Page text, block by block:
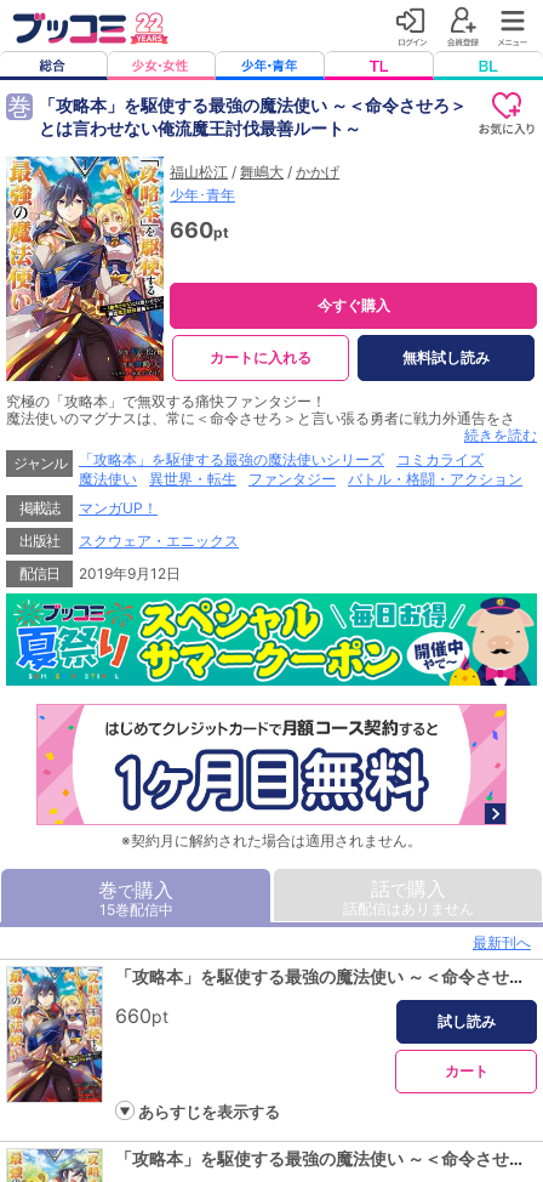
巻
「攻略本」を駆使する最強の魔法使い ～＜命令させろ＞
とは言わせない俺流魔王討伐最善ルート～
福山松江 / 舞嶋大 / かかげ
少年･青年
660pt
今すぐ購入
カートに入れる 無料試し読み
究極の「攻略本」で無双する痛快ファンタジー！
魔法使いのマグナスは、常に＜命令させろ＞と言い張る勇者に戦力外通告をさ
れ、勇者パーティーから追放されてしまった…！ しかし、偶然手に入れた一冊
の本。神々の言葉で記されたそれは魔王討伐に役立つ完璧な情報が網羅された究
極の「攻略本」だった！ 超効率的なレベルアップ方法から、レアアイテムの入
手情報、はたまた理想のデートコース案内まで♪ 攻略本知識で無双する痛快ファ
ンタジー、第１巻！
(C)Matsue Fukuyama/SB Creative Corp.Original Character Designs:(C)kakag
e/SB Creative Corp.┴(C)2019 Hiro Maijima
続きを読む
ジャンル
「攻略本」を駆使する最強の魔法使いシリーズ
コミカライズ
魔法使い
異世界・転生 ファンタジー
バトル・格闘・アクション
掲載誌
マンガUP！
出版社
スクウェア・エニックス
配信日
2019年9月12日
※契約月に解約された場合は適用されません。
巻で購入
15巻配信中
話で購入
話配信はありません
最新刊へ
「攻略本」を駆使する最強の魔法使い ～＜命令させろ＞とは言わせない俺流魔王討伐最善ルート～ 1巻
660pt 試し読み
カート
あらすじを表示する
「攻略本」を駆使する最強の魔法使い ～＜命令させろ＞とは言わせない俺流魔王討伐最善ルート～ 2巻